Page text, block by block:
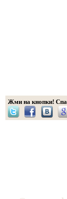
Жми на кнопки!